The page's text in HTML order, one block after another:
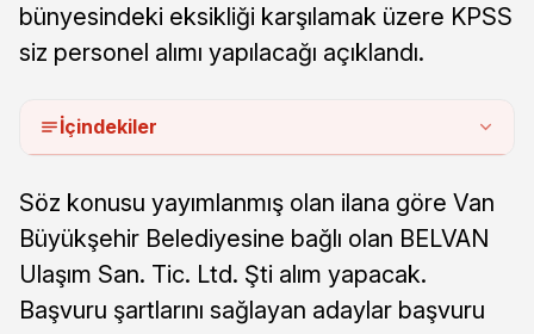
bünyesindeki eksikliği karşılamak üzere KPSS
siz personel alımı yapılacağı açıklandı.
İçindekiler
Söz konusu yayımlanmış olan ilana göre Van
Büyükşehir Belediyesine bağlı olan BELVAN
Ulaşım San. Tic. Ltd. Şti alım yapacak.
Başvuru şartlarını sağlayan adaylar başvuru